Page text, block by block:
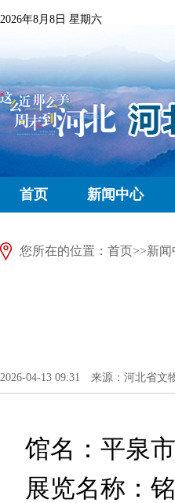
2026年8月8日 星期六
首页 新闻中心
您所在的位置： 首页>>新闻
2026-04-13 09:31 来源：河北省文
馆名：平泉
展览名称：